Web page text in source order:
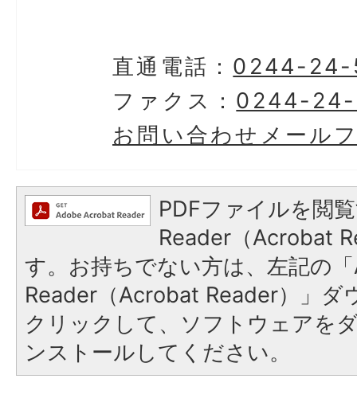
直通電話： 0244-
ファクス： 0244-
お問い合わせメール
PDFファイルを閲
Reader（Acrobat
す。お持ちでない方は、左記の
Reader（Acrobat Reader）」ダ
クリックして、ソフトウェアを
ンストールしてください。